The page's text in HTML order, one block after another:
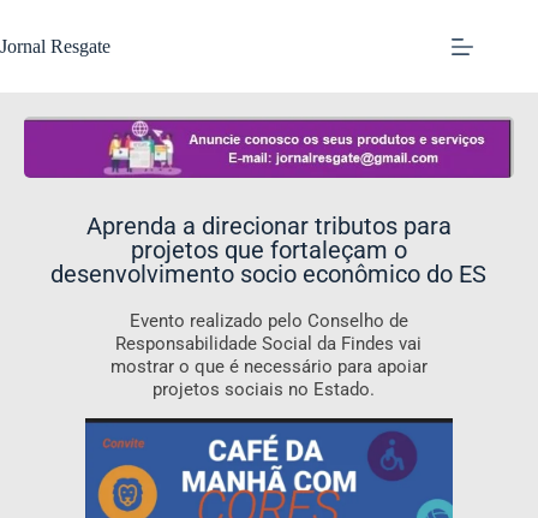
Jornal Resgate
Aprenda a direcionar tributos para
projetos que fortaleçam o
desenvolvimento socio econômico do ES
Evento realizado pelo Conselho de
Responsabilidade Social da Findes vai
mostrar o que é necessário para apoiar
projetos sociais no Estado.